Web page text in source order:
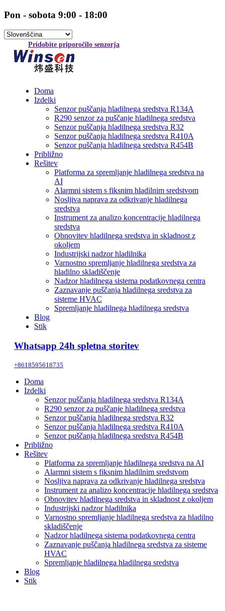
Pon - sobota 9:00 - 18:00
Pridobite priporočilo senzorja
Doma
Izdelki
Senzor puščanja hladilnega sredstva R134A
R290 senzor za puščanje hladilnega sredstva
Senzor puščanja hladilnega sredstva R32
Senzor puščanja hladilnega sredstva R410A
Senzor puščanja hladilnega sredstva R454B
Približno
Rešitev
Platforma za spremljanje hladilnega sredstva na
AI
Alarmni sistem s fiksnim hladilnim sredstvom
Nosljiva naprava za odkrivanje hladilnega
sredstva
Instrument za analizo koncentracije hladilnega
sredstva
Obnovitev hladilnega sredstva in skladnost z
okoljem
Industrijski nadzor hladilnika
Varnostno spremljanje hladilnega sredstva za
hladilno skladiščenje
Nadzor hladilnega sistema podatkovnega centra
Zaznavanje puščanja hladilnega sredstva za
sisteme HVAC
Spremljanje hladilnega hladilnega sredstva
Blog
Stik
Whatsapp 24h spletna storitev
+8618595618735
Doma
Izdelki
Senzor puščanja hladilnega sredstva R134A
R290 senzor za puščanje hladilnega sredstva
Senzor puščanja hladilnega sredstva R32
Senzor puščanja hladilnega sredstva R410A
Senzor puščanja hladilnega sredstva R454B
Približno
Rešitev
Platforma za spremljanje hladilnega sredstva na AI
Alarmni sistem s fiksnim hladilnim sredstvom
Nosljiva naprava za odkrivanje hladilnega sredstva
Instrument za analizo koncentracije hladilnega sredstva
Obnovitev hladilnega sredstva in skladnost z okoljem
Industrijski nadzor hladilnika
Varnostno spremljanje hladilnega sredstva za hladilno
skladiščenje
Nadzor hladilnega sistema podatkovnega centra
Zaznavanje puščanja hladilnega sredstva za sisteme
HVAC
Spremljanje hladilnega hladilnega sredstva
Blog
Stik